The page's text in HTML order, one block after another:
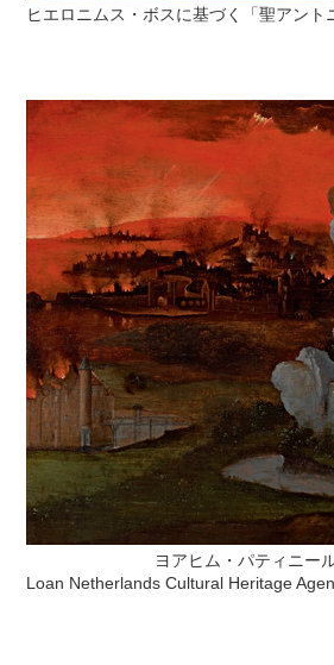
ヒエロニムス・ボスに基づく「聖アン
ヨアヒム・パティニー
Loan Netherlands Cultural Heritage